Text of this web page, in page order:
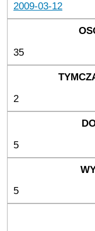
2009-03-12
35
2
5
5